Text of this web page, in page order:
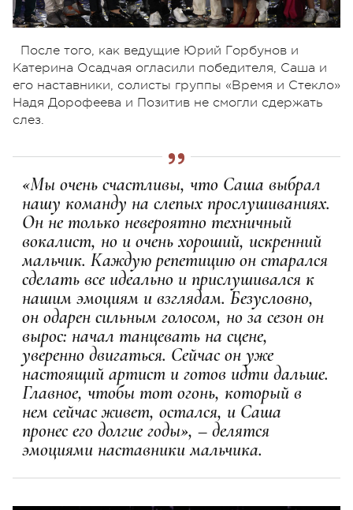
После того, как ведущие Юрий Горбунов и
Катерина Осадчая огласили победителя, Саша и
его наставники, солисты группы «Время и Стекло»
Надя Дорофеева и Позитив не смогли сдержать
слез.
«Мы очень счастливы, что Саша выбрал
нашу команду на слепых прослушиваниях.
Он не только невероятно техничный
вокалист, но и очень хороший, искренний
мальчик. Каждую репетицию он старался
сделать все идеально и прислушивался к
нашим эмоциям и взглядам. Безусловно,
он одарен сильным голосом, но за сезон он
вырос: начал танцевать на сцене,
уверенно двигаться. Сейчас он уже
настоящий артист и готов идти дальше.
Главное, чтобы тот огонь, который в
нем сейчас живет, остался, и Саша
пронес его долгие годы», – делятся
эмоциями наставники мальчика.